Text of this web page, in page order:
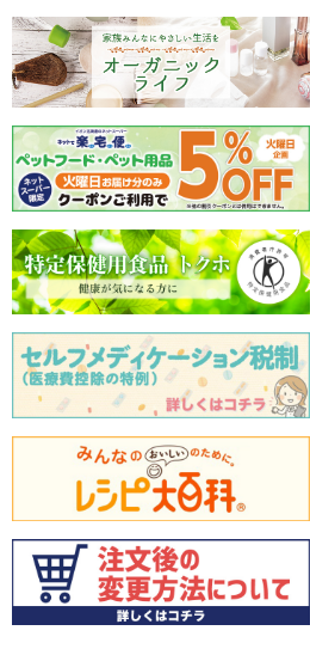
ページ オレン
２０２６年８
扶桑社 ＥＳＳＥ（エッ
セ） ２０２６年９月